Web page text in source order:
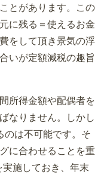
とがあります。この
に残る＝使えるお金
をして頂き景気の浮
いが定額減税の趣旨
所得金額や配偶者を
なりません。しかし
のは不可能です。そ
に合わせることを重
施しておき、年末